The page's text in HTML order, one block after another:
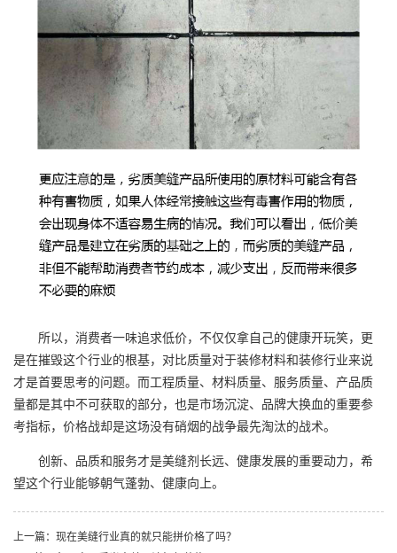
所以，消费者一味追求低价，不仅仅拿自己的健康开玩笑，更
是在摧毁这个行业的根基，对比质量对于装修材料和装修行业来说
才是首要思考的问题。而工程质量、材料质量、服务质量、产品质
量都是其中不可获取的部分，也是市场沉淀、品牌大换血的重要参
考指标，价格战却是这场没有硝烟的战争最先淘汰的战术。
创新、品质和服务才是美缝剂长远、健康发展的重要动力，希
望这个行业能够朝气蓬勃、健康向上。
上一篇：现在美缝行业真的就只能拼价格了吗？